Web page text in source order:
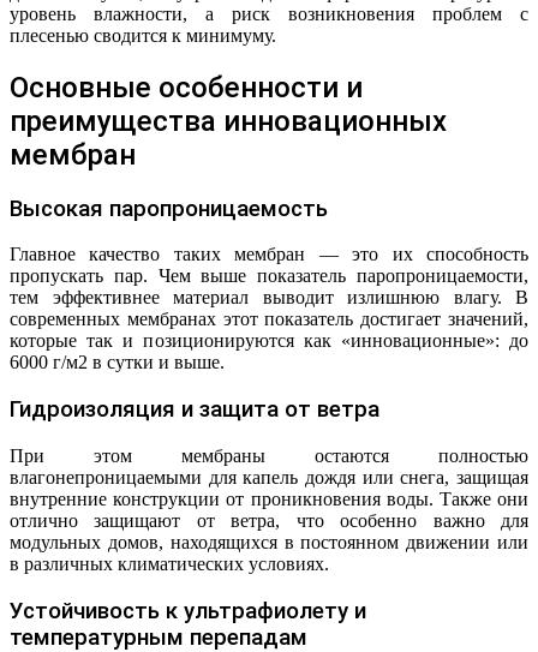
уровень влажности, а риск возникновения проблем с
плесенью сводится к минимуму.
Основные особенности и
преимущества инновационных
мембран
Высокая паропроницаемость
Главное качество таких мембран — это их способность
пропускать пар. Чем выше показатель паропроницаемости,
тем эффективнее материал выводит излишнюю влагу. В
современных мембранах этот показатель достигает значений,
которые так и позиционируются как «инновационные»: до
6000 г/м2 в сутки и выше.
Гидроизоляция и защита от ветра
При этом мембраны остаются полностью
влагонепроницаемыми для капель дождя или снега, защищая
внутренние конструкции от проникновения воды. Также они
отлично защищают от ветра, что особенно важно для
модульных домов, находящихся в постоянном движении или
в различных климатических условиях.
Устойчивость к ультрафиолету и
температурным перепадам